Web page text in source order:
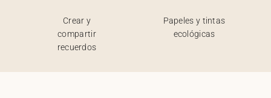
Crear y
compartir
recuerdos
Papeles y tintas
ecológicas